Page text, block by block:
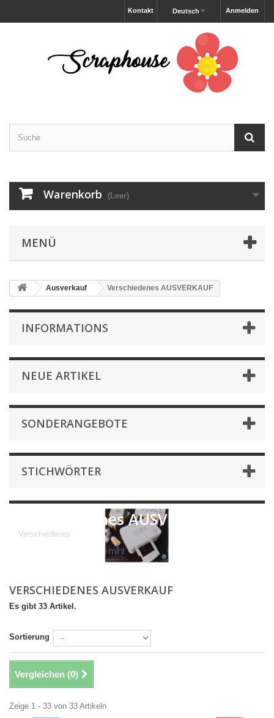
Anmelden
Deutsch
Kontakt
Warenkorb (Leer)
MENÜ
Ausverkauf Verschiedenes AUSVERKAUF
INFORMATIONS
NEUE ARTIKEL
SONDERANGEBOTE
STICHWÖRTER
Verschiedenes AUSVERKAUF
Verschiedenes
VERSCHIEDENES AUSVERKAUF
Es gibt 33 Artikel.
Sortierung
Vergleichen (0)
Zeige 1 - 33 von 33 Artikeln